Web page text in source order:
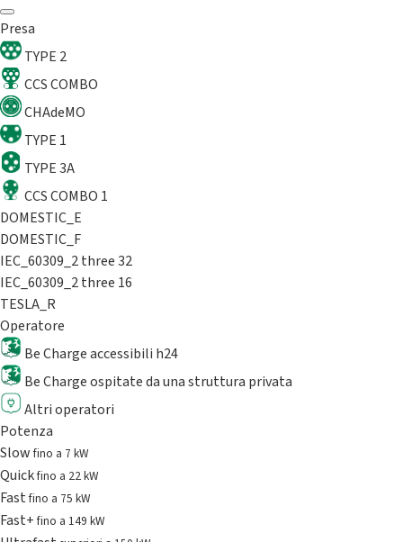
Presa
TYPE 2
CCS COMBO
CHAdeMO
TYPE 1
TYPE 3A
CCS COMBO 1
DOMESTIC_E
DOMESTIC_F
IEC_60309_2 three 32
IEC_60309_2 three 16
TESLA_R
Operatore
Be Charge accessibili h24
Be Charge ospitate da una struttura privata
Altri operatori
Potenza
Slowfino a 7 kW
Quickfino a 22 kW
Fastfino a 75 kW
Fast+fino a 149 kW